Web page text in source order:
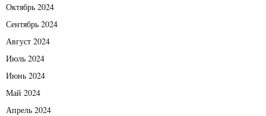
Октябрь 2024
Сентябрь 2024
Август 2024
Июль 2024
Июнь 2024
Май 2024
Апрель 2024